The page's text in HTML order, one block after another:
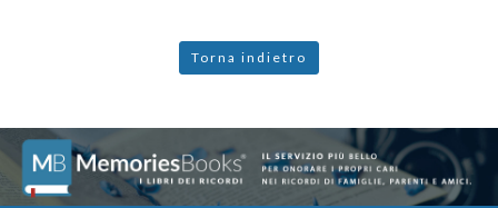
Torna indietro